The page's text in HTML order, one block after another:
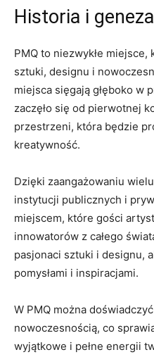
Historia ⁢i
PMQ to niezwykłe
sztuki,‍ designu i
miejsca sięgają głęboko w
zaczęło ⁤się od pierwotnej
przestrzeni, która będzie
kreatywność.
Dzięki zaangażowaniu
instytucji publicznych i
miejscem, które gości
innowatorów z ⁤całego
pasjonaci sztuki i designu,‍
pomysłami i inspiracjami.
W PMQ można
nowoczesnością, ⁣co
wyjątkowe i pełne energii